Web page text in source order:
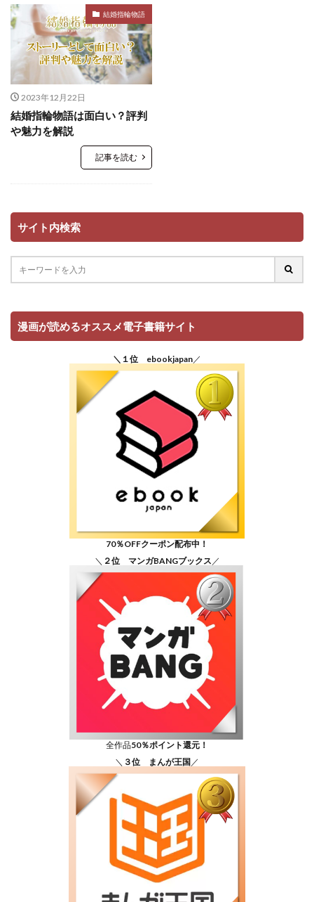
結婚指輪物語
2023年12月22日
結婚指輪物語は面白い？評判
や魅力を解説
記事を読む
サイト内検索
漫画が読めるオススメ電子書籍サイト
＼１位 ebookjapan ／
70％OFFクーポン配布中！
＼ ２位 マンガBANGブックス ／
全作品50％ポイント還元！
＼ ３位 まんが王国 ／